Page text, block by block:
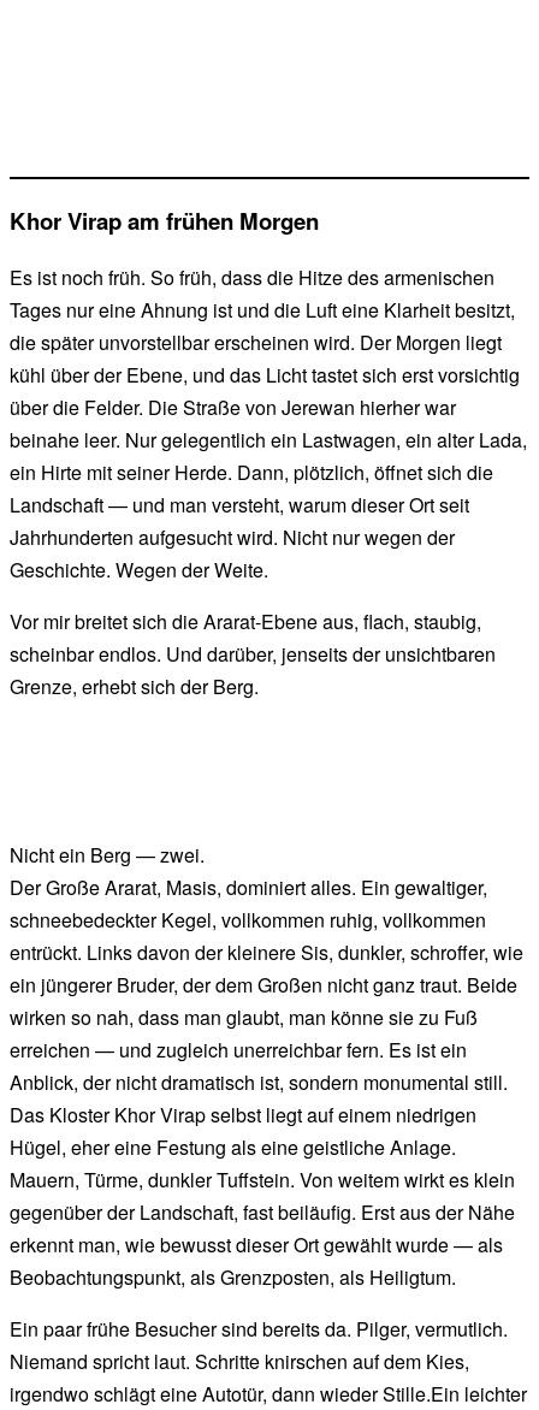
Khor Virap am frühen Morgen
Es ist noch früh. So früh, dass die Hitze des armenischen
Tages nur eine Ahnung ist und die Luft eine Klarheit besitzt,
die später unvorstellbar erscheinen wird. Der Morgen liegt
kühl über der Ebene, und das Licht tastet sich erst vorsichtig
über die Felder. Die Straße von Jerewan hierher war
beinahe leer. Nur gelegentlich ein Lastwagen, ein alter Lada,
ein Hirte mit seiner Herde. Dann, plötzlich, öffnet sich die
Landschaft — und man versteht, warum dieser Ort seit
Jahrhunderten aufgesucht wird. Nicht nur wegen der
Geschichte. Wegen der Weite.
Vor mir breitet sich die Ararat-Ebene aus, flach, staubig,
scheinbar endlos. Und darüber, jenseits der unsichtbaren
Grenze, erhebt sich der Berg.
Nicht ein Berg — zwei.
Der Große Ararat, Masis, dominiert alles. Ein gewaltiger,
schneebedeckter Kegel, vollkommen ruhig, vollkommen
entrückt. Links davon der kleinere Sis, dunkler, schroffer, wie
ein jüngerer Bruder, der dem Großen nicht ganz traut. Beide
wirken so nah, dass man glaubt, man könne sie zu Fuß
erreichen — und zugleich unerreichbar fern. Es ist ein
Anblick, der nicht dramatisch ist, sondern monumental still.
Das Kloster Khor Virap selbst liegt auf einem niedrigen
Hügel, eher eine Festung als eine geistliche Anlage.
Mauern, Türme, dunkler Tuffstein. Von weitem wirkt es klein
gegenüber der Landschaft, fast beiläufig. Erst aus der Nähe
erkennt man, wie bewusst dieser Ort gewählt wurde — als
Beobachtungspunkt, als Grenzposten, als Heiligtum.
Ein paar frühe Besucher sind bereits da. Pilger, vermutlich.
Niemand spricht laut. Schritte knirschen auf dem Kies,
irgendwo schlägt eine Autotür, dann wieder Stille.Ein leichter